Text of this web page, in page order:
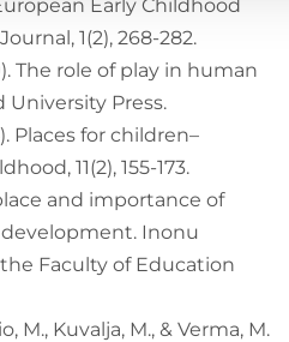
1(2), 268-282.
The role of play in human
Press.
Places for children–
11(2), 155-173.
and importance of
Inonu
Faculty of Education
M., Kuvalja, M., & Verma, M.